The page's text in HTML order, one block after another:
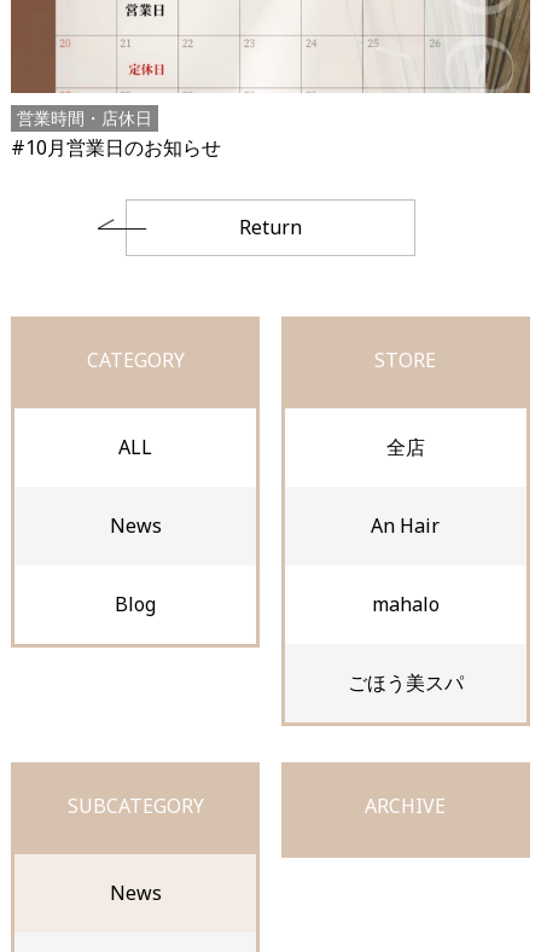
営業時間・店休日
#10月営業日のお知らせ
Return
CATEGORY
ALL
News
Blog
STORE
全店
An Hair
mahalo
ごほう美スパ
SUBCATEGORY
News
ARCHIVE